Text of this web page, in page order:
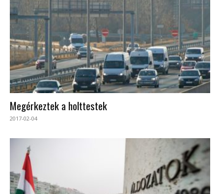
Megérkeztek a holttestek
2017-02-04